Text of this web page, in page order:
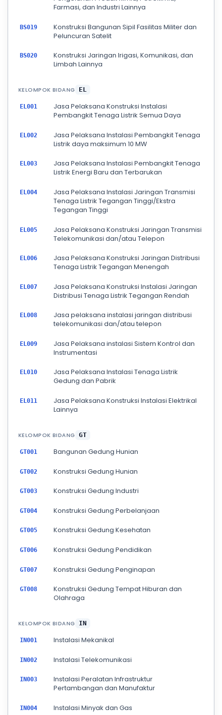
Farmasi, dan Industri Lainnya
BS019
Konstruksi Bangunan Sipil Fasilitas Militer dan
Peluncuran Satelit
BS020
Konstruksi Jaringan Irigasi, Komunikasi, dan
Limbah Lainnya
KELOMPOK BIDANG EL
EL001
Jasa Pelaksana Konstruksi Instalasi
Pembangkit Tenaga Listrik Semua Daya
EL002
Jasa Pelaksana Instalasi Pembangkit Tenaga
Listrik daya maksimum 10 MW
EL003
Jasa Pelaksana Instalasi Pembangkit Tenaga
Listrik Energi Baru dan Terbarukan
EL004
Jasa Pelaksana Instalasi Jaringan Transmisi
Tenaga Listrik Tegangan Tinggi/Ekstra
Tegangan Tinggi
EL005
Jasa Pelaksana Konstruksi Jaringan Transmisi
Telekomunikasi dan/atau Telepon
EL006
Jasa Pelaksana Konstruksi Jaringan Distribusi
Tenaga Listrik Tegangan Menengah
EL007
Jasa Pelaksana Konstruksi Instalasi Jaringan
Distribusi Tenaga Listrik Tegangan Rendah
EL008
Jasa pelaksana instalasi jaringan distribusi
telekomunikasi dan/atau telepon
EL009
Jasa Pelaksana instalasi Sistem Kontrol dan
Instrumentasi
EL010
Jasa Pelaksana Instalasi Tenaga Listrik
Gedung dan Pabrik
EL011
Jasa Pelaksana Konstruksi Instalasi Elektrikal
Lainnya
KELOMPOK BIDANG GT
GT001 Bangunan Gedung Hunian
GT002 Konstruksi Gedung Hunian
GT003 Konstruksi Gedung Industri
GT004 Konstruksi Gedung Perbelanjaan
GT005 Konstruksi Gedung Kesehatan
GT006 Konstruksi Gedung Pendidikan
GT007 Konstruksi Gedung Penginapan
GT008
Konstruksi Gedung Tempat Hiburan dan
Olahraga
KELOMPOK BIDANG IN
IN001 Instalasi Mekanikal
IN002 Instalasi Telekomunikasi
IN003
Instalasi Peralatan Infrastruktur
Pertambangan dan Manufaktur
IN004 Instalasi Minyak dan Gas